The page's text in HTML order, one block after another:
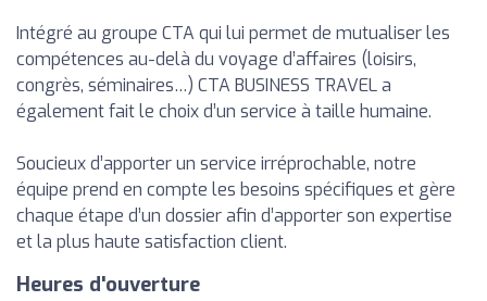
Intégré au groupe CTA qui lui permet de mutualiser les
compétences au-delà du voyage d’affaires (loisirs,
congrès, séminaires…) CTA BUSINESS TRAVEL a
également fait le choix d’un service à taille humaine.
Soucieux d’apporter un service irréprochable, notre
équipe prend en compte les besoins spécifiques et gère
chaque étape d’un dossier afin d’apporter son expertise
et la plus haute satisfaction client.
Heures d'ouverture